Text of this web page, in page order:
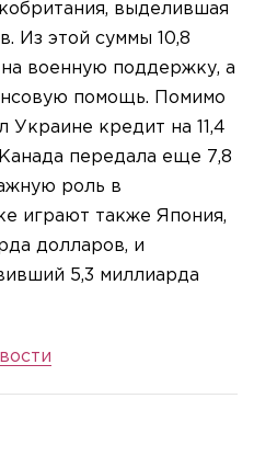
выделившая
Из этой суммы 10,8
военную поддержку, а
помощь. Помимо
Украине кредит на 11,4
передала еще 7,8
роль в
играют также Япония,
долларов, и
5,3 миллиарда